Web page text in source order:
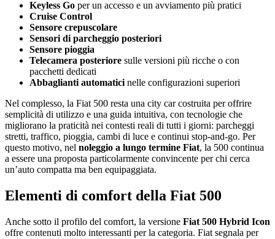
Keyless Go per un accesso e un avviamento più pratici
Cruise Control
Sensore crepuscolare
Sensori di parcheggio posteriori
Sensore pioggia
Telecamera posteriore sulle versioni più ricche o con
pacchetti dedicati
Abbaglianti automatici nelle configurazioni superiori
Nel complesso, la Fiat 500 resta una city car costruita per offrire
semplicità di utilizzo e una guida intuitiva, con tecnologie che
migliorano la praticità nei contesti reali di tutti i giorni: parcheggi
stretti, traffico, pioggia, cambi di luce e continui stop-and-go. Per
questo motivo, nel noleggio a lungo termine Fiat, la 500 continua
a essere una proposta particolarmente convincente per chi cerca
un’auto compatta ma ben equipaggiata.
Elementi di comfort della Fiat 500
Anche sotto il profilo del comfort, la versione Fiat 500 Hybrid Icon
offre contenuti molto interessanti per la categoria. Fiat segnala per